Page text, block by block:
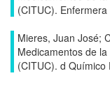
(CITUC).
Mieres, Juan José;
Medicamentos de
(CITUC). d Químico